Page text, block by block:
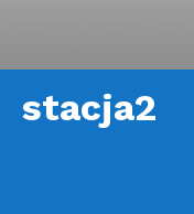
stacja2